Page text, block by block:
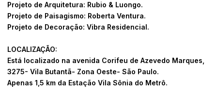
Projeto de Arquitetura: Rubio & Luongo.
Projeto de Paisagismo: Roberta Ventura.
Projeto de Decoração: Vibra Residencial.
LOCALIZAÇÃO:
Está localizado na avenida Corifeu de Azevedo Marques,
3275- Vila Butantã- Zona Oeste- São Paulo.
Apenas 1,5 km da Estação Vila Sônia do Metrô.